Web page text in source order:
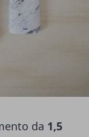
da 1,5